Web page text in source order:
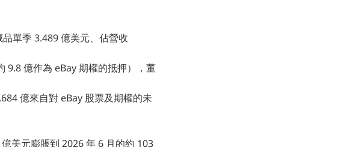
單季 3.489 億美元、佔營收
9.8 億作為 eBay 期權的抵押），董
億來自對 eBay 股票及期權的未
美元膨脹到 2026 年 6 月的約 103